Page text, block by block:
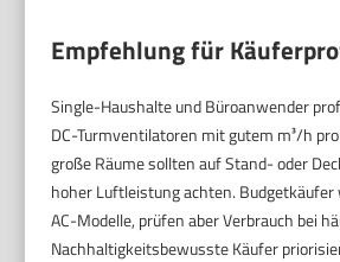
Empfehlung für
Single-Haushalte und Büroanwender
DC-Turmventilatoren mit gutem m³/h
große Räume sollten auf Stand- oder
hoher Luftleistung achten.
AC-Modelle, prüfen aber Verbrauch bei
Nachhaltigkeitsbewusste Käufer